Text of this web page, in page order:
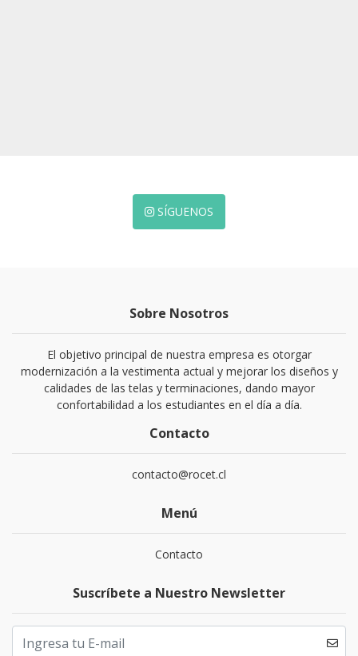
SÍGUENOS
Sobre Nosotros
El objetivo principal de nuestra empresa es otorgar
modernización a la vestimenta actual y mejorar los diseños y
calidades de las telas y terminaciones, dando mayor
confortabilidad a los estudiantes en el día a día.
Contacto
contacto@rocet.cl
Menú
Contacto
Suscríbete a Nuestro Newsletter